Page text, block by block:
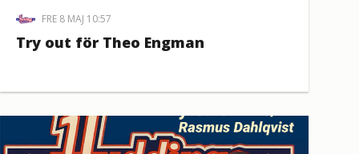
FRE 8 MAJ 10:57
Try out för Theo Engman